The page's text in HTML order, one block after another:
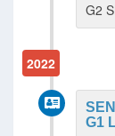
G2
2022
G1